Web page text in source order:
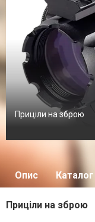
Приціли на зброю
Опис
Приціли на зброю